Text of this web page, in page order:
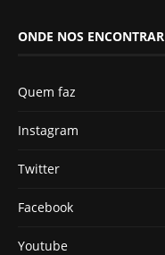
ONDE NOS ENCONTRAR
Quem faz
Instagram
Twitter
Facebook
Youtube